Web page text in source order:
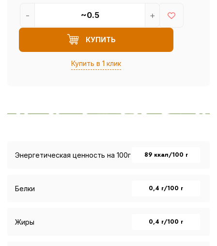
КУПИТЬ
Купить в 1 клик
- +
Энергетическая ценность на 100г 89 ккал/100 г
Белки 0,4 г/100 г
Жиры 0,4 г/100 г